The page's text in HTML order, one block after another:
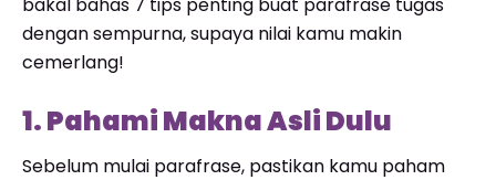
dengan sempurna, supaya nilai kamu makin
cemerlang!
1. Pahami Makna Asli Dulu
Sebelum mulai parafrase, pastikan kamu paham